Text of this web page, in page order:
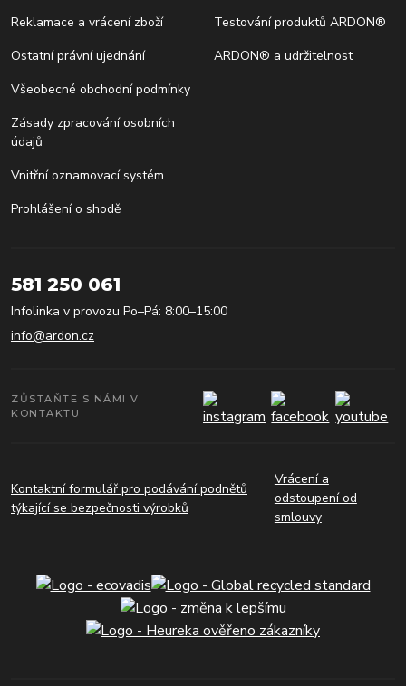
Reklamace a vrácení zboží
Ostatní právní ujednání
Všeobecné obchodní podmínky
Zásady zpracování osobních
údajů
Vnitřní oznamovací systém
Prohlášení o shodě
Testování produktů ARDON®
ARDON® a udržitelnost
581 250 061
Infolinka v provozu Po–Pá: 8:00–15:00
info@ardon.cz
ZŮSTAŇTE S NÁMI V
KONTAKTU
Kontaktní formulář pro podávání podnětů
týkající se bezpečnosti výrobků
Vrácení a
odstoupení od
smlouvy